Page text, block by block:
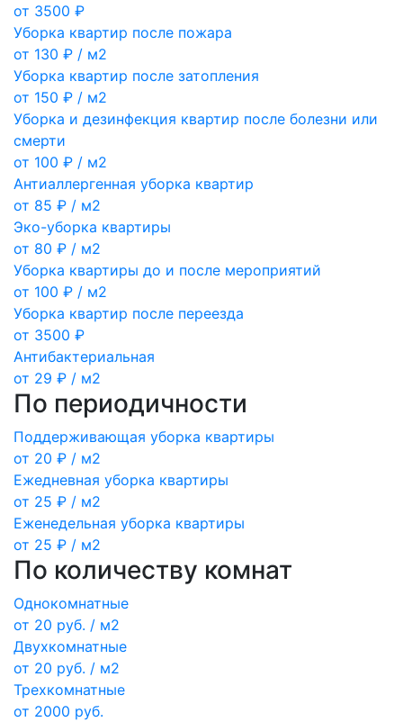
от 3500 ₽
Уборка квартир после пожара
от 130 ₽ / м2
Уборка квартир после затопления
от 150 ₽ / м2
Уборка и дезинфекция квартир после болезни или
смерти
от 100 ₽ / м2
Антиаллергенная уборка квартир
от 85 ₽ / м2
Эко-уборка квартиры
от 80 ₽ / м2
Уборка квартиры до и после мероприятий
от 100 ₽ / м2
Уборка квартир после переезда
от 3500 ₽
Антибактериальная
от 29 ₽ / м2
По периодичности
Поддерживающая уборка квартиры
от 20 ₽ / м2
Ежедневная уборка квартиры
от 25 ₽ / м2
Еженедельная уборка квартиры
от 25 ₽ / м2
По количеству комнат
Однокомнатные
от 20 руб. / м2
Двухкомнатные
от 20 руб. / м2
Трехкомнатные
от 2000 руб.